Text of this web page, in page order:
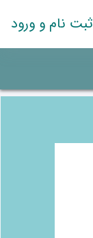
ثبت نام و ورود